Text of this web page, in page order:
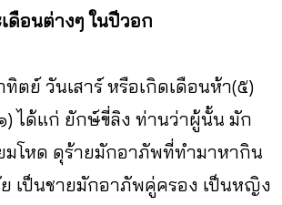
อนต่างๆ ในปีวอก
ตย์ วันเสาร์ หรือเกิดเดือนห้า(๕)
) ได้แก่ ยักษ์ขี่ลิง ท่านว่าผู้นั้น มัก
มโหด ดุร้ายมักอาภัพที่ทำมาหากิน
เป็นชายมักอาภัพคู่ครอง เป็นหญิง